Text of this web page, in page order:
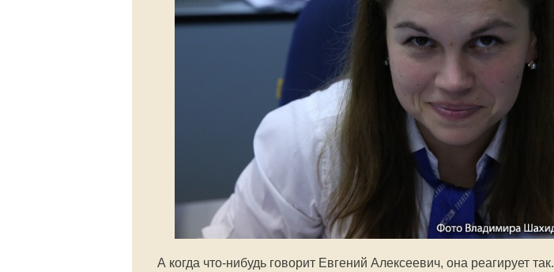
А когда что-нибудь говорит Евгений Алексеевич, она реагирует так.